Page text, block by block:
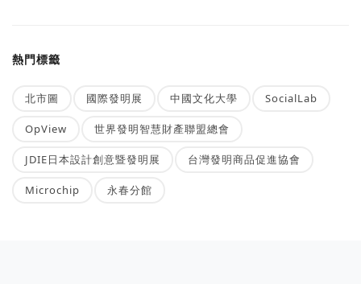
熱門標籤
北市圖 國際發明展 中國文化大學 SocialLab
OpView 世界發明智慧財產聯盟總會
JDIE日本設計創意暨發明展 台灣發明商品促進協會
Microchip 永春分館